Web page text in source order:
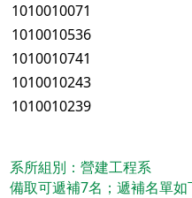
1010010071
1010010536
1010010741
1010010243
1010010239
系所組別：營建工程系
備取可遞補7名；遞補名單如